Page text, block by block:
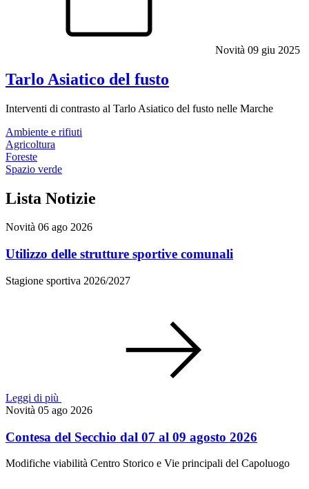
Novità 09 giu 2025
Tarlo Asiatico del fusto
Interventi di contrasto al Tarlo Asiatico del fusto nelle Marche
Ambiente e rifiuti
Agricoltura
Foreste
Spazio verde
Lista Notizie
Novità 06 ago 2026
Utilizzo delle strutture sportive comunali
Stagione sportiva 2026/2027
Leggi di più
Novità 05 ago 2026
Contesa del Secchio dal 07 al 09 agosto 2026
Modifiche viabilità Centro Storico e Vie principali del Capoluogo